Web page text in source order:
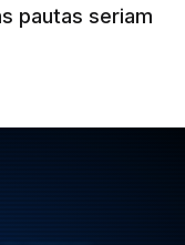
pautas seriam